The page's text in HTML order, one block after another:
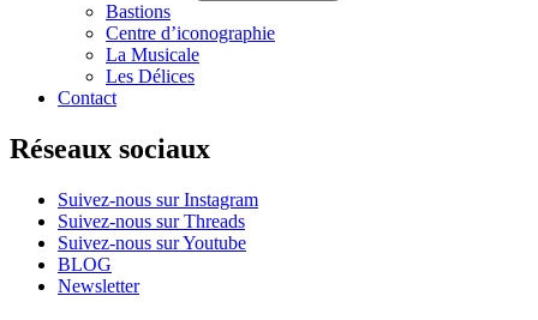
Bastions
Centre d’iconographie
La Musicale
Les Délices
Contact
Réseaux sociaux
Suivez-nous sur Instagram
Suivez-nous sur Threads
Suivez-nous sur Youtube
BLOG
Newsletter